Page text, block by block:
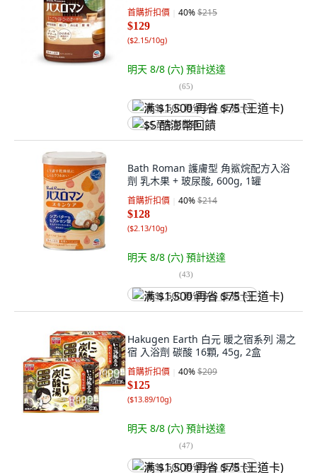
首購折扣價 40%$215
$129
($2.15/10g)
明天 8/8 (六) 預計送達
(65)
满 $1,500 再省 $75 (王道卡)
$5 酷澎幣回饋
Bath Roman 護膚型 角鯊烷配方入浴
劑 乳木果 + 玻尿酸, 600g, 1罐
首購折扣價 40%$214
$128
($2.13/10g)
明天 8/8 (六) 預計送達
(43)
满 $1,500 再省 $75 (王道卡)
Hakugen Earth 白元 暖之宿系列 湯之
宿 入浴劑 碳酸 16顆, 45g, 2盒
首購折扣價 40%$209
$125
($13.89/10g)
明天 8/8 (六) 預計送達
(47)
满 $1,500 再省 $75 (王道卡)